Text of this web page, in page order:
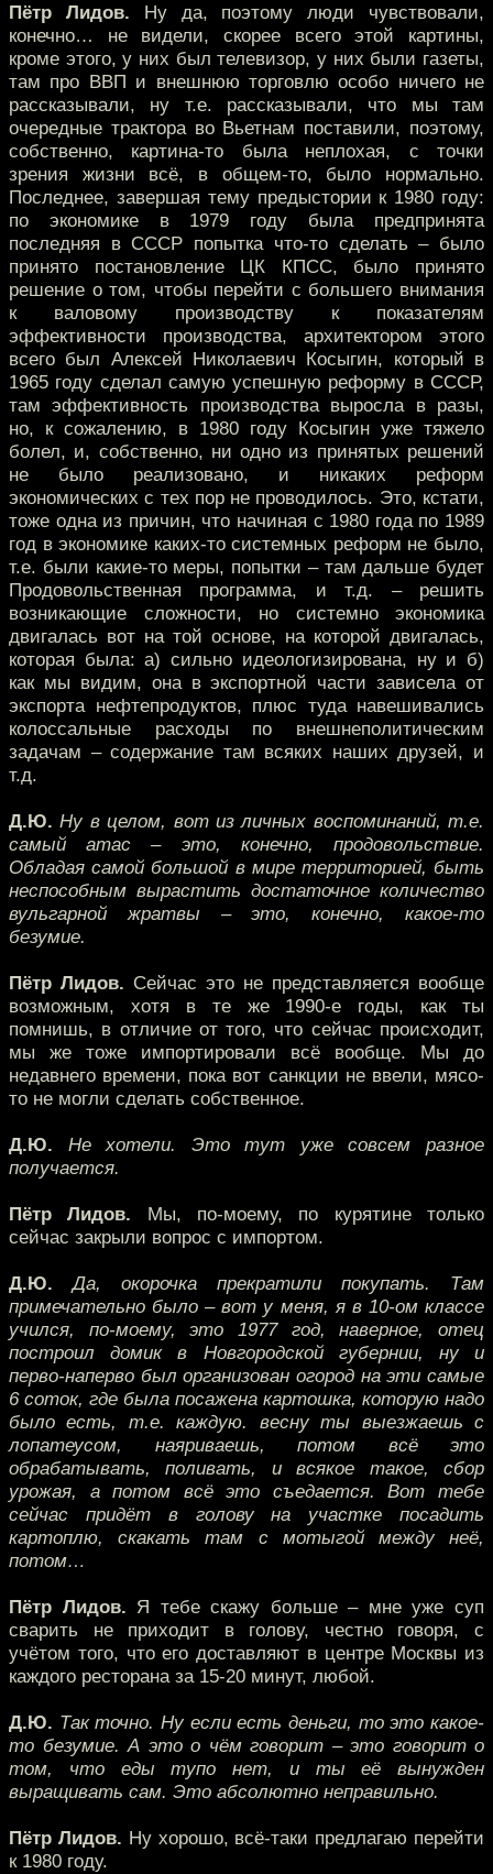
Пётр Лидов. Ну да, поэтому люди чувствовали,
конечно… не видели, скорее всего этой картины,
кроме этого, у них был телевизор, у них были газеты,
там про ВВП и внешнюю торговлю особо ничего не
рассказывали, ну т.е. рассказывали, что мы там
очередные трактора во Вьетнам поставили, поэтому,
собственно, картина-то была неплохая, с точки
зрения жизни всё, в общем-то, было нормально.
Последнее, завершая тему предыстории к 1980 году:
по экономике в 1979 году была предпринята
последняя в СССР попытка что-то сделать – было
принято постановление ЦК КПСС, было принято
решение о том, чтобы перейти с большего внимания
к валовому производству к показателям
эффективности производства, архитектором этого
всего был Алексей Николаевич Косыгин, который в
1965 году сделал самую успешную реформу в СССР,
там эффективность производства выросла в разы,
но, к сожалению, в 1980 году Косыгин уже тяжело
болел, и, собственно, ни одно из принятых решений
не было реализовано, и никаких реформ
экономических с тех пор не проводилось. Это, кстати,
тоже одна из причин, что начиная с 1980 года по 1989
год в экономике каких-то системных реформ не было,
т.е. были какие-то меры, попытки – там дальше будет
Продовольственная программа, и т.д. – решить
возникающие сложности, но системно экономика
двигалась вот на той основе, на которой двигалась,
которая была: а) сильно идеологизирована, ну и б)
как мы видим, она в экспортной части зависела от
экспорта нефтепродуктов, плюс туда навешивались
колоссальные расходы по внешнеполитическим
задачам – содержание там всяких наших друзей, и
т.д.
Д.Ю. Ну в целом, вот из личных воспоминаний, т.е.
самый атас – это, конечно, продовольствие.
Обладая самой большой в мире территорией, быть
неспособным вырастить достаточное количество
вульгарной жратвы – это, конечно, какое-то
безумие.
Пётр Лидов. Сейчас это не представляется вообще
возможным, хотя в те же 1990-е годы, как ты
помнишь, в отличие от того, что сейчас происходит,
мы же тоже импортировали всё вообще. Мы до
недавнего времени, пока вот санкции не ввели, мясо-
то не могли сделать собственное.
Д.Ю. Не хотели. Это тут уже совсем разное
получается.
Пётр Лидов. Мы, по-моему, по курятине только
сейчас закрыли вопрос с импортом.
Д.Ю. Да, окорочка прекратили покупать. Там
примечательно было – вот у меня, я в 10-ом классе
учился, по-моему, это 1977 год, наверное, отец
построил домик в Новгородской губернии, ну и
перво-наперво был организован огород на эти самые
6 соток, где была посажена картошка, которую надо
было есть, т.е. каждую. весну ты выезжаешь с
лопатеусом, наяриваешь, потом всё это
обрабатывать, поливать, и всякое такое, сбор
урожая, а потом всё это съедается. Вот тебе
сейчас придёт в голову на участке посадить
картоплю, скакать там с мотыгой между неё,
потом…
Пётр Лидов. Я тебе скажу больше – мне уже суп
сварить не приходит в голову, честно говоря, с
учётом того, что его доставляют в центре Москвы из
каждого ресторана за 15-20 минут, любой.
Д.Ю. Так точно. Ну если есть деньги, то это какое-
то безумие. А это о чём говорит – это говорит о
том, что еды тупо нет, и ты её вынужден
выращивать сам. Это абсолютно неправильно.
Пётр Лидов. Ну хорошо, всё-таки предлагаю перейти
к 1980 году.